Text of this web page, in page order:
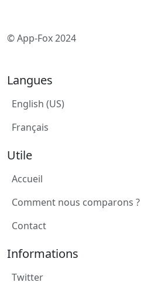
© App-Fox 2024
Langues
English (US)
Français
Utile
Accueil
Comment nous comparons ?
Contact
Informations
Twitter